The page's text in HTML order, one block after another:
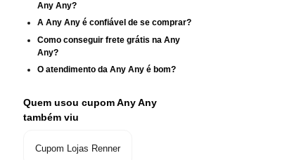
Any Any?
A Any Any é confiável de se comprar?
Como conseguir frete grátis na Any
Any?
O atendimento da Any Any é bom?
Quem usou cupom Any Any
também viu
Cupom Lojas Renner